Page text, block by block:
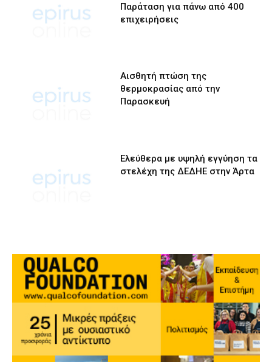
Παράταση για πάνω από 400
επιχειρήσεις
Αισθητή πτώση της
θερμοκρασίας από την
Παρασκευή
Ελεύθερα με υψηλή εγγύηση τα
στελέχη της ΔΕΔΗΕ στην Άρτα